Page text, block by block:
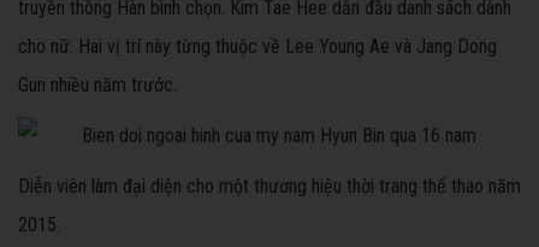
truyền thông Hàn bình chọn. Kim Tae Hee dẫn đầu danh sách dành
cho nữ. Hai vị trí này từng thuộc về Lee Young Ae và Jang Dong
Gun nhiều năm trước.
Diễn viên làm đại diện cho một thương hiệu thời trang thể thao năm
2015.